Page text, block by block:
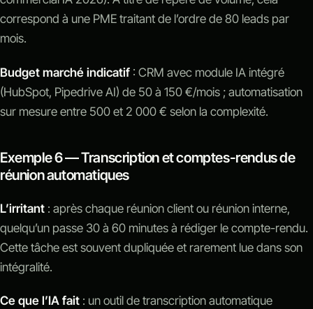
correspond à une PME traitant de l’ordre de 80 leads par
mois.
Budget marché indicatif : CRM avec module IA intégré
(HubSpot, Pipedrive AI) de 50 à 150 €/mois ; automatisation
sur mesure entre 500 et 2 000 € selon la complexité.
Exemple 6 — Transcription et comptes-rendus de
réunion automatiques
L’irritant : après chaque réunion client ou réunion interne,
quelqu’un passe 30 à 60 minutes à rédiger le compte-rendu.
Cette tâche est souvent dupliquée et rarement lue dans son
intégralité.
Ce que l’IA fait : un outil de transcription automatique